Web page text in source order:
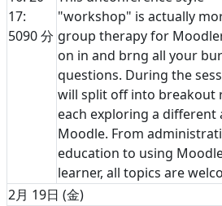
17:
5090 分
"workshop" is actually
group therapy for
on in and brng all your
questions. During the
will split off into breakout
each exploring a different
Moodle. From
education to using
learner, all topics are
2月 19日 (金)